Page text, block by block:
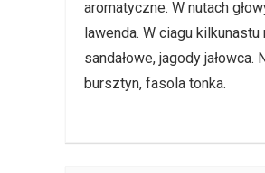
aromatyczne. W nutach
lawenda. W ciagu
sandałowe, jagody
bursztyn, fasola tonka.